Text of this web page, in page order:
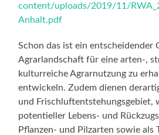
content/uploads/2019/11/
Anhalt.pdf
Schon das ist ein entscheidender
Agrarlandschaft für eine arten-,
kulturreiche Agrarnutzung zu
entwickeln. Zudem dienen
und Frischluftentstehungsgebiet,
potentieller Lebens- und
Pflanzen- und Pilzarten sowie als